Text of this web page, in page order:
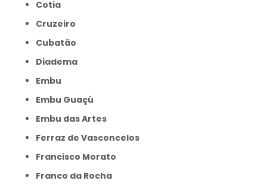
Cotia
Cruzeiro
Cubatão
Diadema
Embu
Embu Guaçú
Embu das Artes
Ferraz de Vasconcelos
Francisco Morato
Franco da Rocha